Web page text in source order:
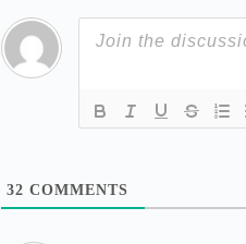
32 COMMENTS